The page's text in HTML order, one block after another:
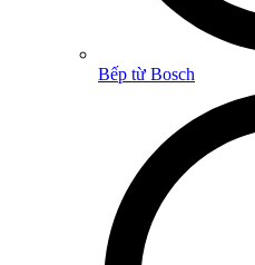
Bếp từ Bosch